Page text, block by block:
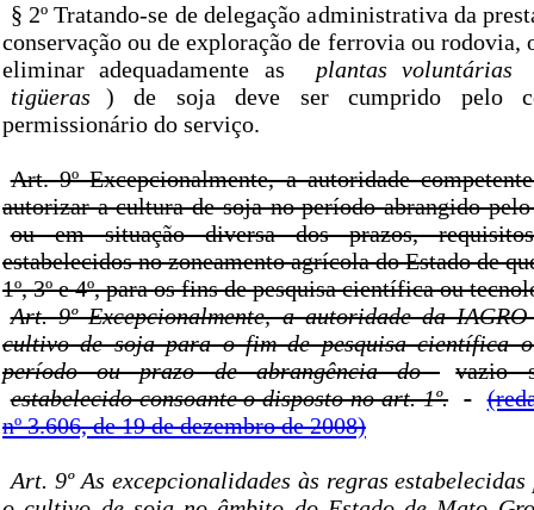
§ 2º Tratando-se de delegação administrativa da
conservação ou de exploração de ferrovia ou rodovia,
eliminar adequadamente as
plantas voluntárias
tigüeras
) de soja deve ser cumprido pelo
permissionário do serviço.
Art. 9º Excepcionalmente, a autoridade
autorizar a cultura de soja no período abrangido
ou em situação diversa dos prazos,
estabelecidos no zoneamento agrícola do Estado de
1º, 3º e 4º, para os fins de pesquisa científica ou
Art. 9º Excepcionalmente, a autoridade da
cultivo de soja para o fim de pesquisa científica
período ou prazo de abrangência do
vazio
estabelecido consoante o disposto no art. 1º.
nº 3.606, de 19 de dezembro de 2008)
Art. 9º As excepcionalidades às regras